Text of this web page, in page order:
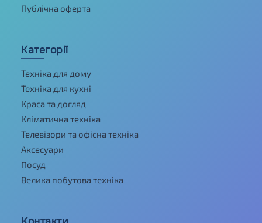
Публічна оферта
Категорії
Техніка для дому
Техніка для кухні
Краса та догляд
Кліматична техніка
Телевізори та офісна техніка
Аксесуари
Посуд
Велика побутова техніка